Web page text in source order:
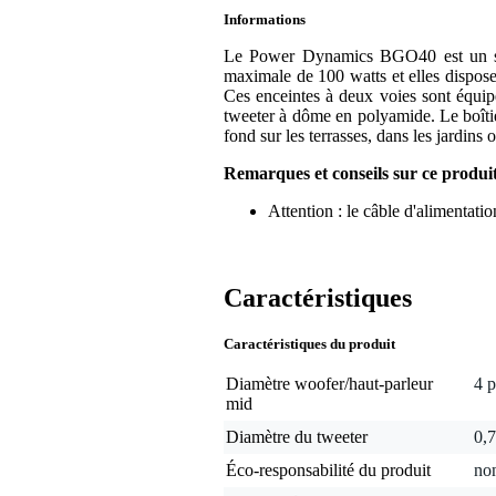
Informations
Le Power Dynamics BGO40 est un
maximale de 100 watts et elles
Ces enceintes à deux voies sont
tweeter à dôme en polyamide. Le
fond sur les terrasses, dans les jardins
Remarques et conseils sur ce
Attention : le câble
Caractéristiques
Caractéristiques du produit
Diamètre woofer/haut-parleur
mid
4
Diamètre du tweeter
Éco-responsabilité du produit